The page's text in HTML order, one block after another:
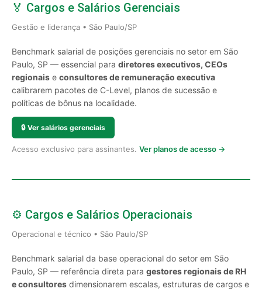
🏅 Cargos e Salários Gerenciais
Gestão e liderança • São Paulo/SP
Benchmark salarial de posições gerenciais no setor em São
Paulo, SP — essencial para diretores executivos, CEOs
regionais e consultores de remuneração executiva
calibrarem pacotes de C-Level, planos de sucessão e
políticas de bônus na localidade.
🔒 Ver salários gerenciais
Acesso exclusivo para assinantes. Ver planos de acesso →
⚙️ Cargos e Salários Operacionais
Operacional e técnico • São Paulo/SP
Benchmark salarial da base operacional do setor em São
Paulo, SP — referência direta para gestores regionais de RH
e consultores dimensionarem escalas, estruturas de cargos e